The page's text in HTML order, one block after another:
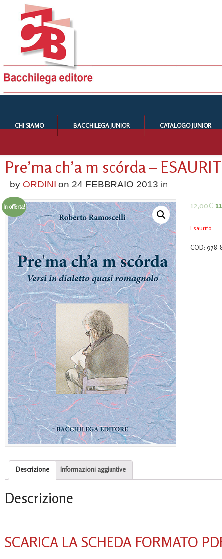
CHI SIAMO BACCHILEGA JUNIOR CATALOGO JUNIOR
Pre’ma ch’a m scórda –
by ORDINI on 24 FEBBRAIO 2013 in
In offerta! 12,00€
Esaurito
COD:978-
Descrizione Informazioni aggiuntive
Descrizione
SCARICA LA SCHEDA FORMATO